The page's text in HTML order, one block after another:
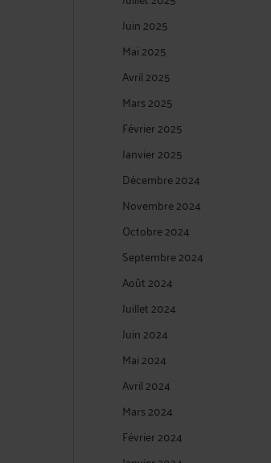
Juin 2025
Mai 2025
Avril 2025
Mars 2025
Février 2025
Janvier 2025
Décembre 2024
Novembre 2024
Octobre 2024
Septembre 2024
Août 2024
Juillet 2024
Juin 2024
Mai 2024
Avril 2024
Mars 2024
Février 2024